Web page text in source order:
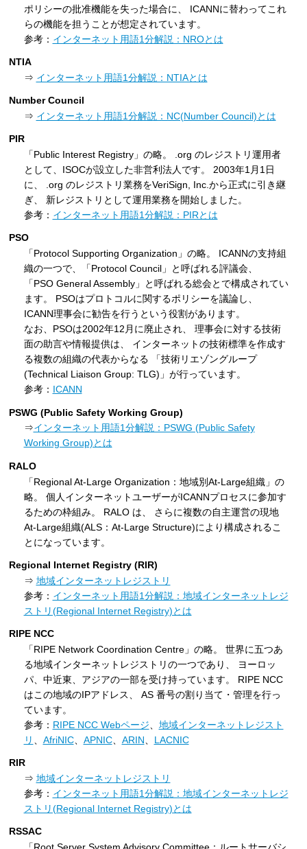
ポリシーの批准機能を失った場合に、 ICANNに替わってこれ
らの機能を担うことが想定されています。
参考： インターネット用語1分解説：NROとは
NTIA
⇒ インターネット用語1分解説：NTIAとは
Number Council
⇒ インターネット用語1分解説：NC(Number Council)とは
PIR
「Public Interest Registry」の略。 .org のレジストリ運用者
として、ISOCが設立した非営利法人です。 2003年1月1日
に、 .org のレジストリ業務をVeriSign, Inc.から正式に引き継
ぎ、 新レジストリとして運用業務を開始しました。
参考： インターネット用語1分解説：PIRとは
PSO
「Protocol Supporting Organization」の略。 ICANNの支持組
織の一つで、「Protocol Council」と呼ばれる評議会、
「PSO General Assembly」と呼ばれる総会とで構成されてい
ます。 PSOはプロトコルに関するポリシーを議論し、
ICANN理事会に勧告を行うという役割があります。
なお、PSOは2002年12月に廃止され、 理事会に対する技術
面の助言や情報提供は、 インターネットの技術標準を作成す
る複数の組織の代表からなる 「技術リエゾングループ
(Technical Liaison Group: TLG)」が行っています。
参考： ICANN
PSWG (Public Safety Working Group)
⇒インターネット用語1分解説：PSWG (Public Safety
Working Group)とは
RALO
「Regional At-Large Organization：地域別At-Large組織」の
略。 個人インターネットユーザーがICANNプロセスに参加す
るための枠組み。 RALO は、 さらに複数の自主運営の現地
At-Large組織(ALS：At-Large Structure)により構成されるこ
とになっています。
Regional Internet Registry (RIR)
⇒ 地域インターネットレジストリ
参考： インターネット用語1分解説：地域インターネットレジ
ストリ(Regional Internet Registry)とは
RIPE NCC
「RIPE Network Coordination Centre」の略。 世界に五つあ
る地域インターネットレジストリの一つであり、 ヨーロッ
パ、中近東、アジアの一部を受け持っています。 RIPE NCC
はこの地域のIPアドレス、 AS 番号の割り当て・管理を行っ
ています。
参考： RIPE NCC Webページ
地域インターネットレジスト
リ
AfriNIC、 APNIC、 ARIN LACNIC
RIR
⇒ 地域インターネットレジストリ
参考： インターネット用語1分解説：地域インターネットレジ
ストリ(Regional Internet Registry)とは
RSSAC